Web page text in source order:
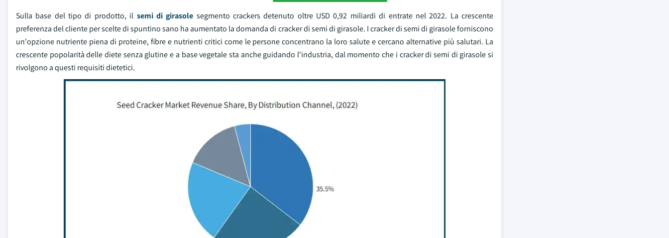
Sulla base del tipo di prodotto, il semi di girasole segmento crackers detenuto oltre USD 0,92 miliardi di entrate nel 2022. La crescente
preferenza del cliente per scelte di spuntino sano ha aumentato la domanda di cracker di semi di girasole. I cracker di semi di girasole forniscono
un'opzione nutriente piena di proteine, fibre e nutrienti critici come le persone concentrano la loro salute e cercano alternative più salutari. La
crescente popolarità delle diete senza glutine e a base vegetale sta anche guidando l'industria, dal momento che i cracker di semi di girasole si
rivolgono a questi requisiti dietetici.